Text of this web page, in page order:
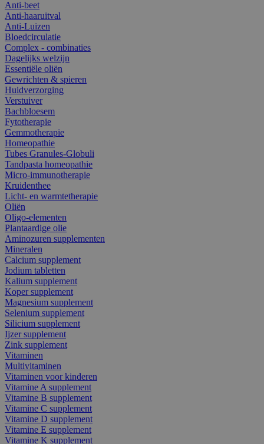
Anti-beet
Anti-haaruitval
Anti-Luizen
Bloedcirculatie
Complex - combinaties
Dagelijks welzijn
Essentiële oliën
Gewrichten & spieren
Huidverzorging
Verstuiver
Bachbloesem
Fytotherapie
Gemmotherapie
Homeopathie
Tubes Granules-Globuli
Tandpasta homeopathie
Micro-immunotherapie
Kruidenthee
Licht- en warmtetherapie
Oliën
Oligo-elementen
Plantaardige olie
Aminozuren supplementen
Mineralen
Calcium supplement
Jodium tabletten
Kalium supplement
Koper supplement
Magnesium supplement
Selenium supplement
Silicium supplement
Ijzer supplement
Zink supplement
Vitaminen
Multivitaminen
Vitaminen voor kinderen
Vitamine A supplement
Vitamine B supplement
Vitamine C supplement
Vitamine D supplement
Vitamine E supplement
Vitamine K supplement